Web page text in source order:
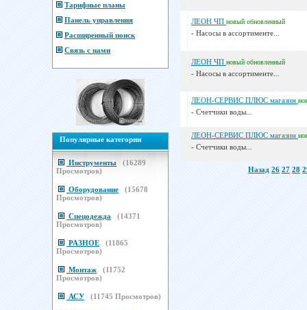
Тарифные планы
Панель управления
Расширенный поиск
Связь с нами
Популярные категории
Инструменты (16289
Просмотров)
Оборудование (15678
Просмотров)
Спецодежда (14371
Просмотров)
РАЗНОЕ (11865
Просмотров)
Монтаж (11752
Просмотров)
АСУ (11745 Просмотров)
ЛЕОН ЧП новый обновленный
- Насосы в ассортименте...
ЛЕОН ЧП новый обновленный
- Насосы в ассортименте...
ЛЕОН-СЕРВИС ПЛЮС магазин
- Счетчики воды...
ЛЕОН-СЕРВИС ПЛЮС магазин
- Счетчики воды...
Назад 26 27 28